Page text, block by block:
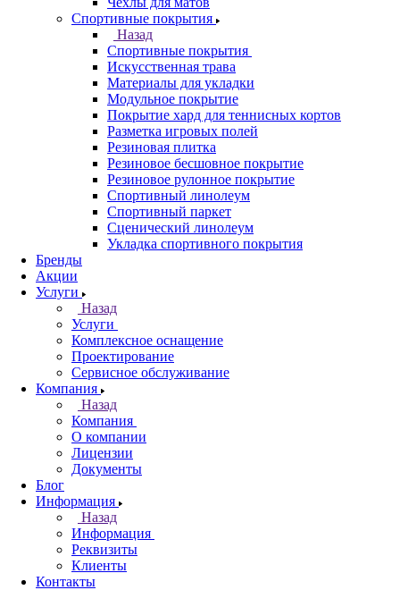
Спортивные покрытия
Назад
Спортивные покрытия
Искусственная трава
Материалы для укладки
Модульное покрытие
Покрытие хард для теннисных кортов
Разметка игровых полей
Резиновая плитка
Резиновое бесшовное покрытие
Резиновое рулонное покрытие
Спортивный линолеум
Спортивный паркет
Сценический линолеум
Укладка спортивного покрытия
Бренды
Акции
Услуги
Назад
Услуги
Комплексное оснащение
Проектирование
Сервисное обслуживание
Компания
Назад
Компания
О компании
Лицензии
Документы
Блог
Информация
Назад
Информация
Реквизиты
Клиенты
Контакты